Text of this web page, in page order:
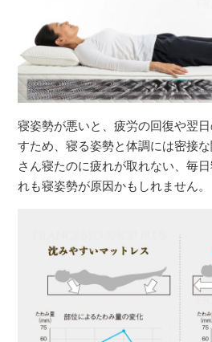
寝姿勢が悪いと、疲労の回復や翌
すため、寝る姿勢と体調には密接
さん寝たのに疲れが取れない、毎
れも寝姿勢が原因かもしれません。